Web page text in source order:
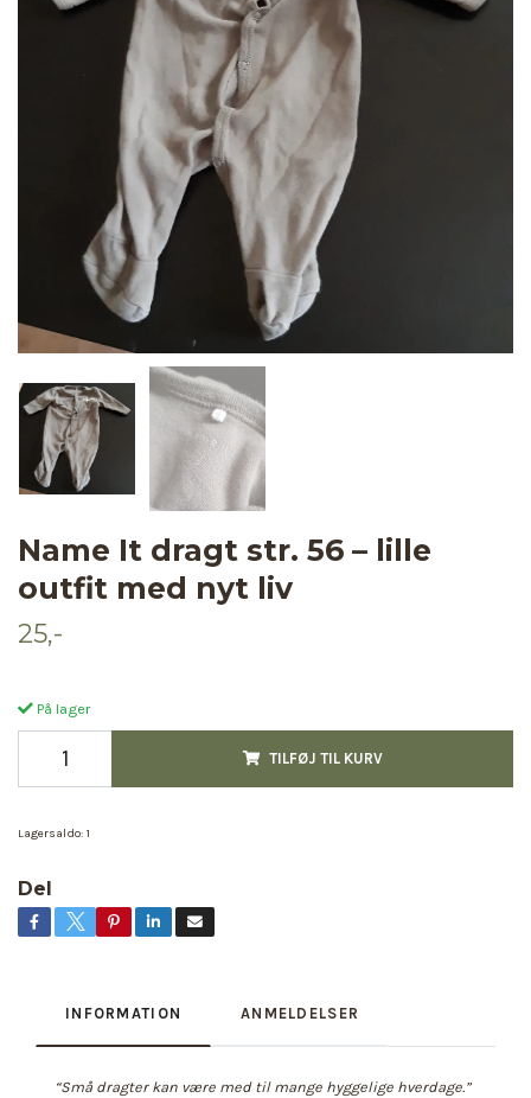
Name It dragt str. 56 – lille
outfit med nyt liv
25,-
På lager
TILFØJ TIL KURV
Lagersaldo: 1
Del
INFORMATION ANMELDELSER
“Små dragter kan være med til mange hyggelige hverdage.”